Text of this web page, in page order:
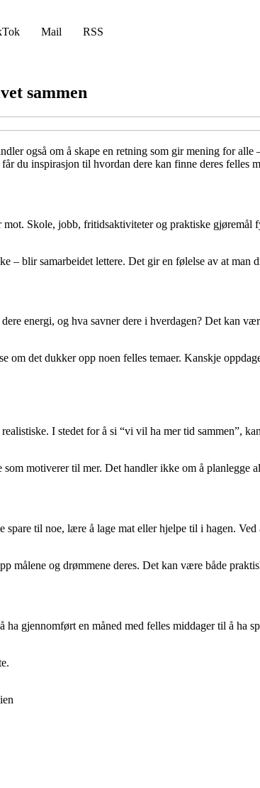
Mail RSS
sammen
også om å skape en retning som gir mening for
du inspirasjon til hvordan dere kan finne deres felles
Skole, jobb, fritidsaktiviteter og praktiske
– blir samarbeidet lettere. Det gir en følelse av at man
energi, og hva savner dere i hverdagen? Det kan
det dukker opp noen felles temaer. Kanskje
I stedet for å si “vi vil ha mer tid sammen”,
motiverer til mer. Det handler ikke om å
til noe, lære å lage mat eller hjelpe til i hagen.
målene og drømmene deres. Det kan være både
gjennomført en måned med felles middager til å ha